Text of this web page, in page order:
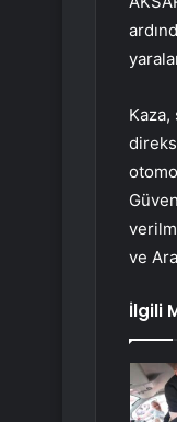
Kaza,
ve
İlgili